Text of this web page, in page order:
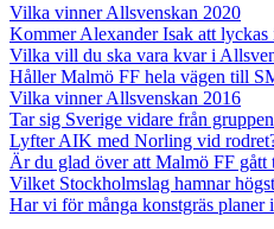
Vilka vinner Allsvenskan 2020
Kommer Alexander Isak att
Vilka vill du ska vara kvar i
Håller Malmö FF hela vägen till
Vilka vinner Allsvenskan 2016
Tar sig Sverige vidare från
Lyfter AIK med Norling vid
Är du glad över att Malmö FF gått
Vilket Stockholmslag hamnar
Har vi för många konstgräs planer